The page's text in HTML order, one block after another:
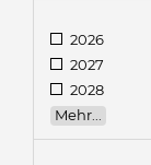
2026
2027
2028
Mehr...